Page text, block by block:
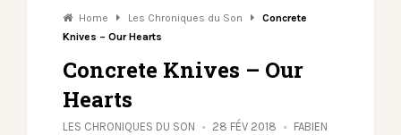
Home Les Chroniques du Son
Concrete
Knives – Our Hearts
Concrete Knives – Our
Hearts
LES CHRONIQUES DU SON 28 FÉV 2018
FABIEN